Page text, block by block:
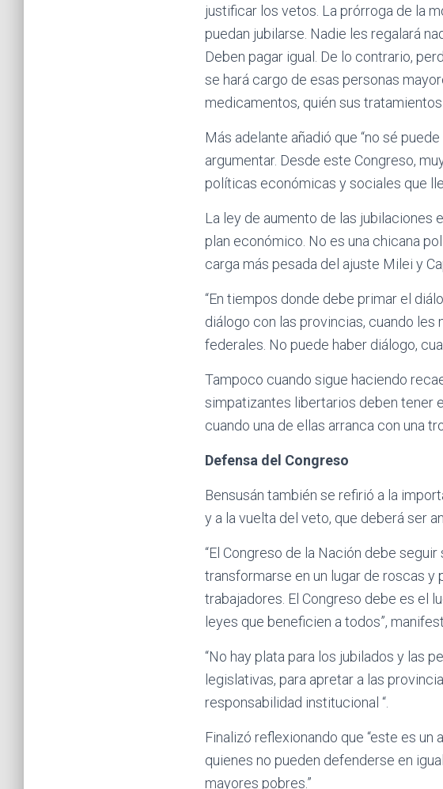
justificar los vetos. La prórroga de la
puedan jubilarse. Nadie les regalará
Deben pagar igual. De lo contrario,
se hará cargo de esas personas
medicamentos, quién sus
Más adelante añadió que “no sé
argumentar. Desde este Congreso,
políticas económicas y sociales que
La ley de aumento de las
plan económico. No es una chicana
carga más pesada del ajuste Milei y
“En tiempos donde debe primar el
diálogo con las provincias, cuando
federales. No puede haber diálogo,
Tampoco cuando sigue haciendo
simpatizantes libertarios deben tener
cuando una de ellas arranca con una
Defensa del Congreso
Bensusán también se refirió a la
y a la vuelta del veto, que deberá ser
“El Congreso de la Nación debe
transformarse en un lugar de roscas y
trabajadores. El Congreso debe es el
leyes que beneficien a todos”,
“No hay plata para los jubilados y las
legislativas, para apretar a las
responsabilidad institucional “.
Finalizó reflexionando que “este es
quienes no pueden defenderse en
mayores pobres.”